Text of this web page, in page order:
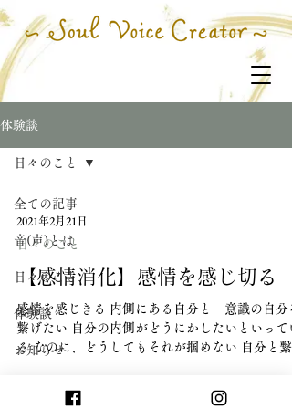
体験談
全ての記事
音(声)とは
日々のこと
体験談
お知らせ
日々のこと
2021年2月21日
日々のこと
【感情消化】感情を感じ切る
感情を感じきる 内側にある自分と 意識の自分
繋げたい 自分の内側がどうにかしたいといって
る なのに、どうしてもそれが掴めない 自分と繋
の否定へ 過去へ未来へ 外へ内へ...